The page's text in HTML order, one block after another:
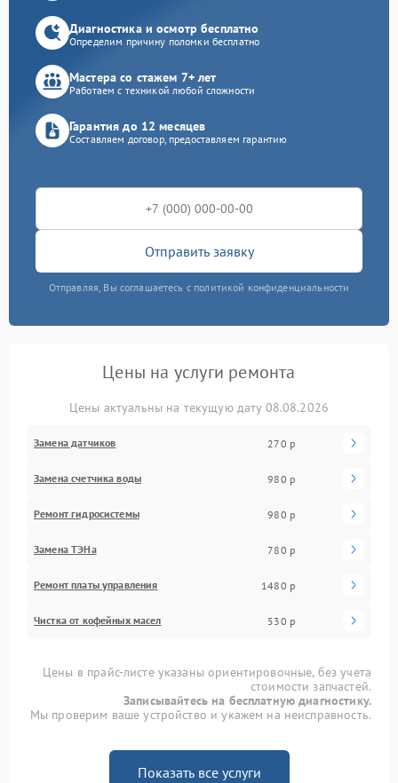
Диагностика и осмотр бесплатно
Определим причину поломки бесплатно
Мастера со стажем 7+ лет
Работаем с техникой любой сложности
Гарантия до 12 месяцев
Составляем договор, предоставляем гарантию
Отправить заявку
Отправляя, Вы соглашаетесь с политикой конфиденциальности
Цены на услуги ремонта
Цены актуальны на текущую дату 08.08.2026
Замена датчиков 270 р
Замена счетчика воды 980 р
Ремонт гидросистемы 980 р
Замена ТЭНа 780 р
Ремонт платы управления 1480 р
Чистка от кофейных масел 530 р
Цены в прайс-листе указаны ориентировочные, без учета
стоимости запчастей.
Записывайтесь на бесплатную диагностику.
Мы проверим ваше устройство и укажем на неисправность.
Показать все услуги